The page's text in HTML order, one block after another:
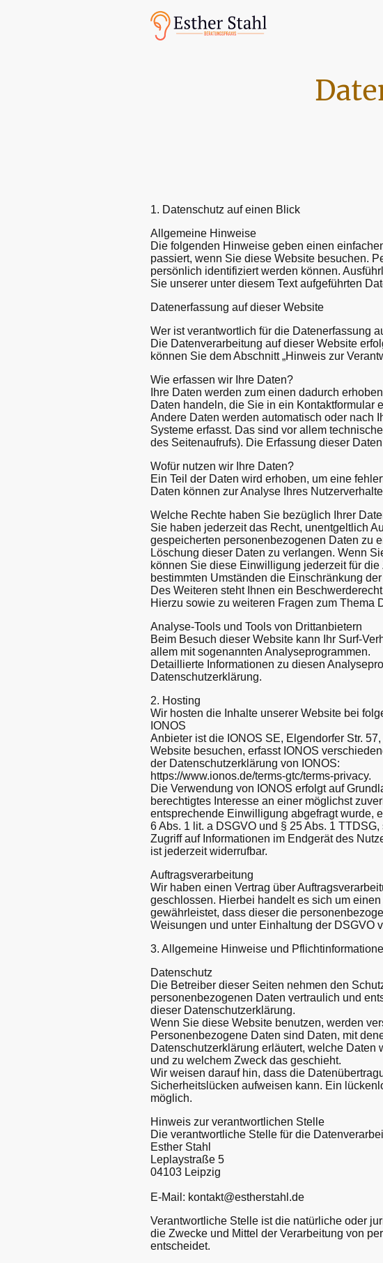
1. Datenschutz auf einen Blick
Allgemeine Hinweise
Die folgenden Hinweise geben einen
passiert, wenn Sie diese Website besuchen.
persönlich identifiziert werden können.
Sie unserer unter diesem Text aufgeführten
Datenerfassung auf dieser Website
Wer ist verantwortlich für die Datenerfassung
Die Datenverarbeitung auf dieser Website
können Sie dem Abschnitt „Hinweis zur
Wie erfassen wir Ihre Daten?
Ihre Daten werden zum einen dadurch
Daten handeln, die Sie in ein Kontaktformular
Andere Daten werden automatisch oder nach
Systeme erfasst. Das sind vor allem
des Seitenaufrufs). Die Erfassung dieser
Wofür nutzen wir Ihre Daten?
Ein Teil der Daten wird erhoben, um eine
Daten können zur Analyse Ihres
Welche Rechte haben Sie bezüglich Ihrer
Sie haben jederzeit das Recht, unentgeltlich
gespeicherten personenbezogenen Daten zu
Löschung dieser Daten zu verlangen. Wenn
können Sie diese Einwilligung jederzeit für
bestimmten Umständen die Einschränkung
Des Weiteren steht Ihnen ein
Hierzu sowie zu weiteren Fragen zum Thema
Analyse-Tools und Tools von Drittanbietern
Beim Besuch dieser Website kann Ihr Surf-
allem mit sogenannten Analyseprogrammen.
Detaillierte Informationen zu diesen
Datenschutzerklärung.
2. Hosting
Wir hosten die Inhalte unserer Website bei
IONOS
Anbieter ist die IONOS SE, Elgendorfer Str.
Website besuchen, erfasst IONOS
der Datenschutzerklärung von IONOS:
https://www.ionos.de/terms-gtc/terms-privacy.
Die Verwendung von IONOS erfolgt auf
berechtigtes Interesse an einer möglichst
entsprechende Einwilligung abgefragt wurde,
6 Abs. 1 lit. a DSGVO und § 25 Abs. 1
Zugriff auf Informationen im Endgerät des
ist jederzeit widerrufbar.
Auftragsverarbeitung
Wir haben einen Vertrag über
geschlossen. Hierbei handelt es sich um
gewährleistet, dass dieser die
Weisungen und unter Einhaltung der DSGVO
3. Allgemeine Hinweise und
Datenschutz
Die Betreiber dieser Seiten nehmen den
personenbezogenen Daten vertraulich und
dieser Datenschutzerklärung.
Wenn Sie diese Website benutzen, werden
Personenbezogene Daten sind Daten, mit
Datenschutzerklärung erläutert, welche
und zu welchem Zweck das geschieht.
Wir weisen darauf hin, dass die
Sicherheitslücken aufweisen kann. Ein
möglich.
Hinweis zur verantwortlichen Stelle
Die verantwortliche Stelle für die
Esther Stahl
Leplaystraße 5
04103 Leipzig
E-Mail: kontakt@estherstahl.de
Verantwortliche Stelle ist die natürliche oder
die Zwecke und Mittel der Verarbeitung von
entscheidet.